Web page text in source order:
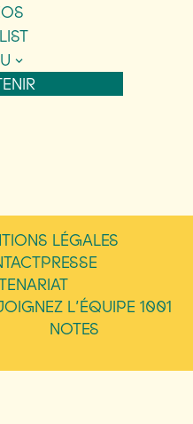
LÉGALES
PRESSE
L’ÉQUIPE 1001
NOTES